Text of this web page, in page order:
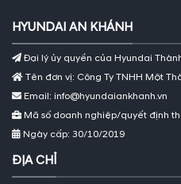
HYUNDAI AN KHÁNH
Đại lý ủy quyền của Hyundai
Tên đơn vị: Công Ty TNHH Một
Email: info@hyundaiankhanh.vn
Mã số doanh nghiệp/quyết định
Ngày cấp: 30/10/2019
ĐỊA CHỈ